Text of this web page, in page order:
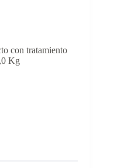
con tratamiento
Kg